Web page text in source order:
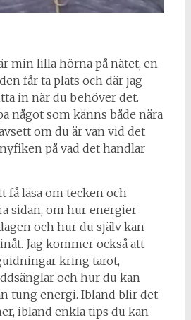
min lilla hörna på nätet, en
får ta plats och där jag
in när du behöver det.
något som känns både nära
om du är van vid det
på vad det handlar
få läsa om tecken och
sidan, om hur energier
och hur du själv kan
Jag kommer också att
kring tarot,
och hur du kan
tung energi. Ibland blir det
ibland enkla tips du kan